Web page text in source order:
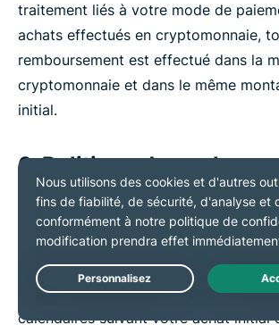
traitement liés à votre mode de
achats effectués en cryptomonnaie,
remboursement est effectué dans la
cryptomonnaie et dans le même
initial.
6. Politique de
l'exclusion des achats
Store d'Apple)
Vous pouvez annuler votre Compte
raison que ce soit dans les trente
calendaires suivant votre achat initial